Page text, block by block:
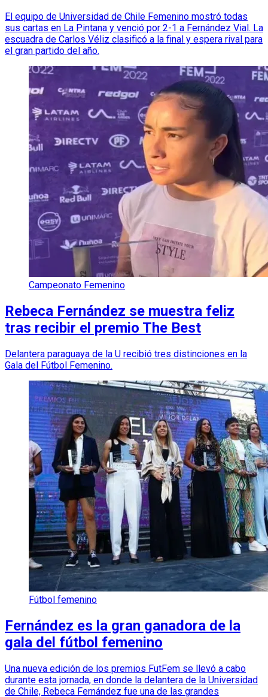
El equipo de Universidad de Chile Femenino mostró todas
sus cartas en La Pintana y venció por 2-1 a Fernández Vial. La
escuadra de Carlos Véliz clasificó a la final y espera rival para
el gran partido del año.
Campeonato Femenino
Rebeca Fernández se muestra feliz
tras recibir el premio The Best
Delantera paraguaya de la U recibió tres distinciones en la
Gala del Fútbol Femenino.
Fútbol femenino
Fernández es la gran ganadora de la
gala del fútbol femenino
Una nueva edición de los premios FutFem se llevó a cabo
durante esta jornada, en donde la delantera de la Universidad
de Chile, Rebeca Fernández fue una de las grandes